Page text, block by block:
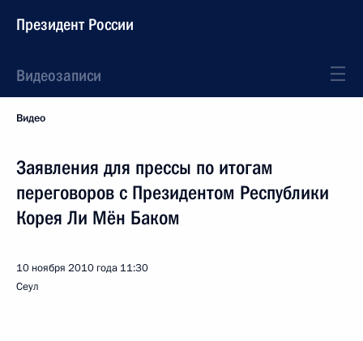
Президент России
Видеозаписи
Видео
Заявления для прессы по итогам
переговоров с Президентом Республики
Корея Ли Мён Баком
10 ноября 2010 года 11:30
Сеул